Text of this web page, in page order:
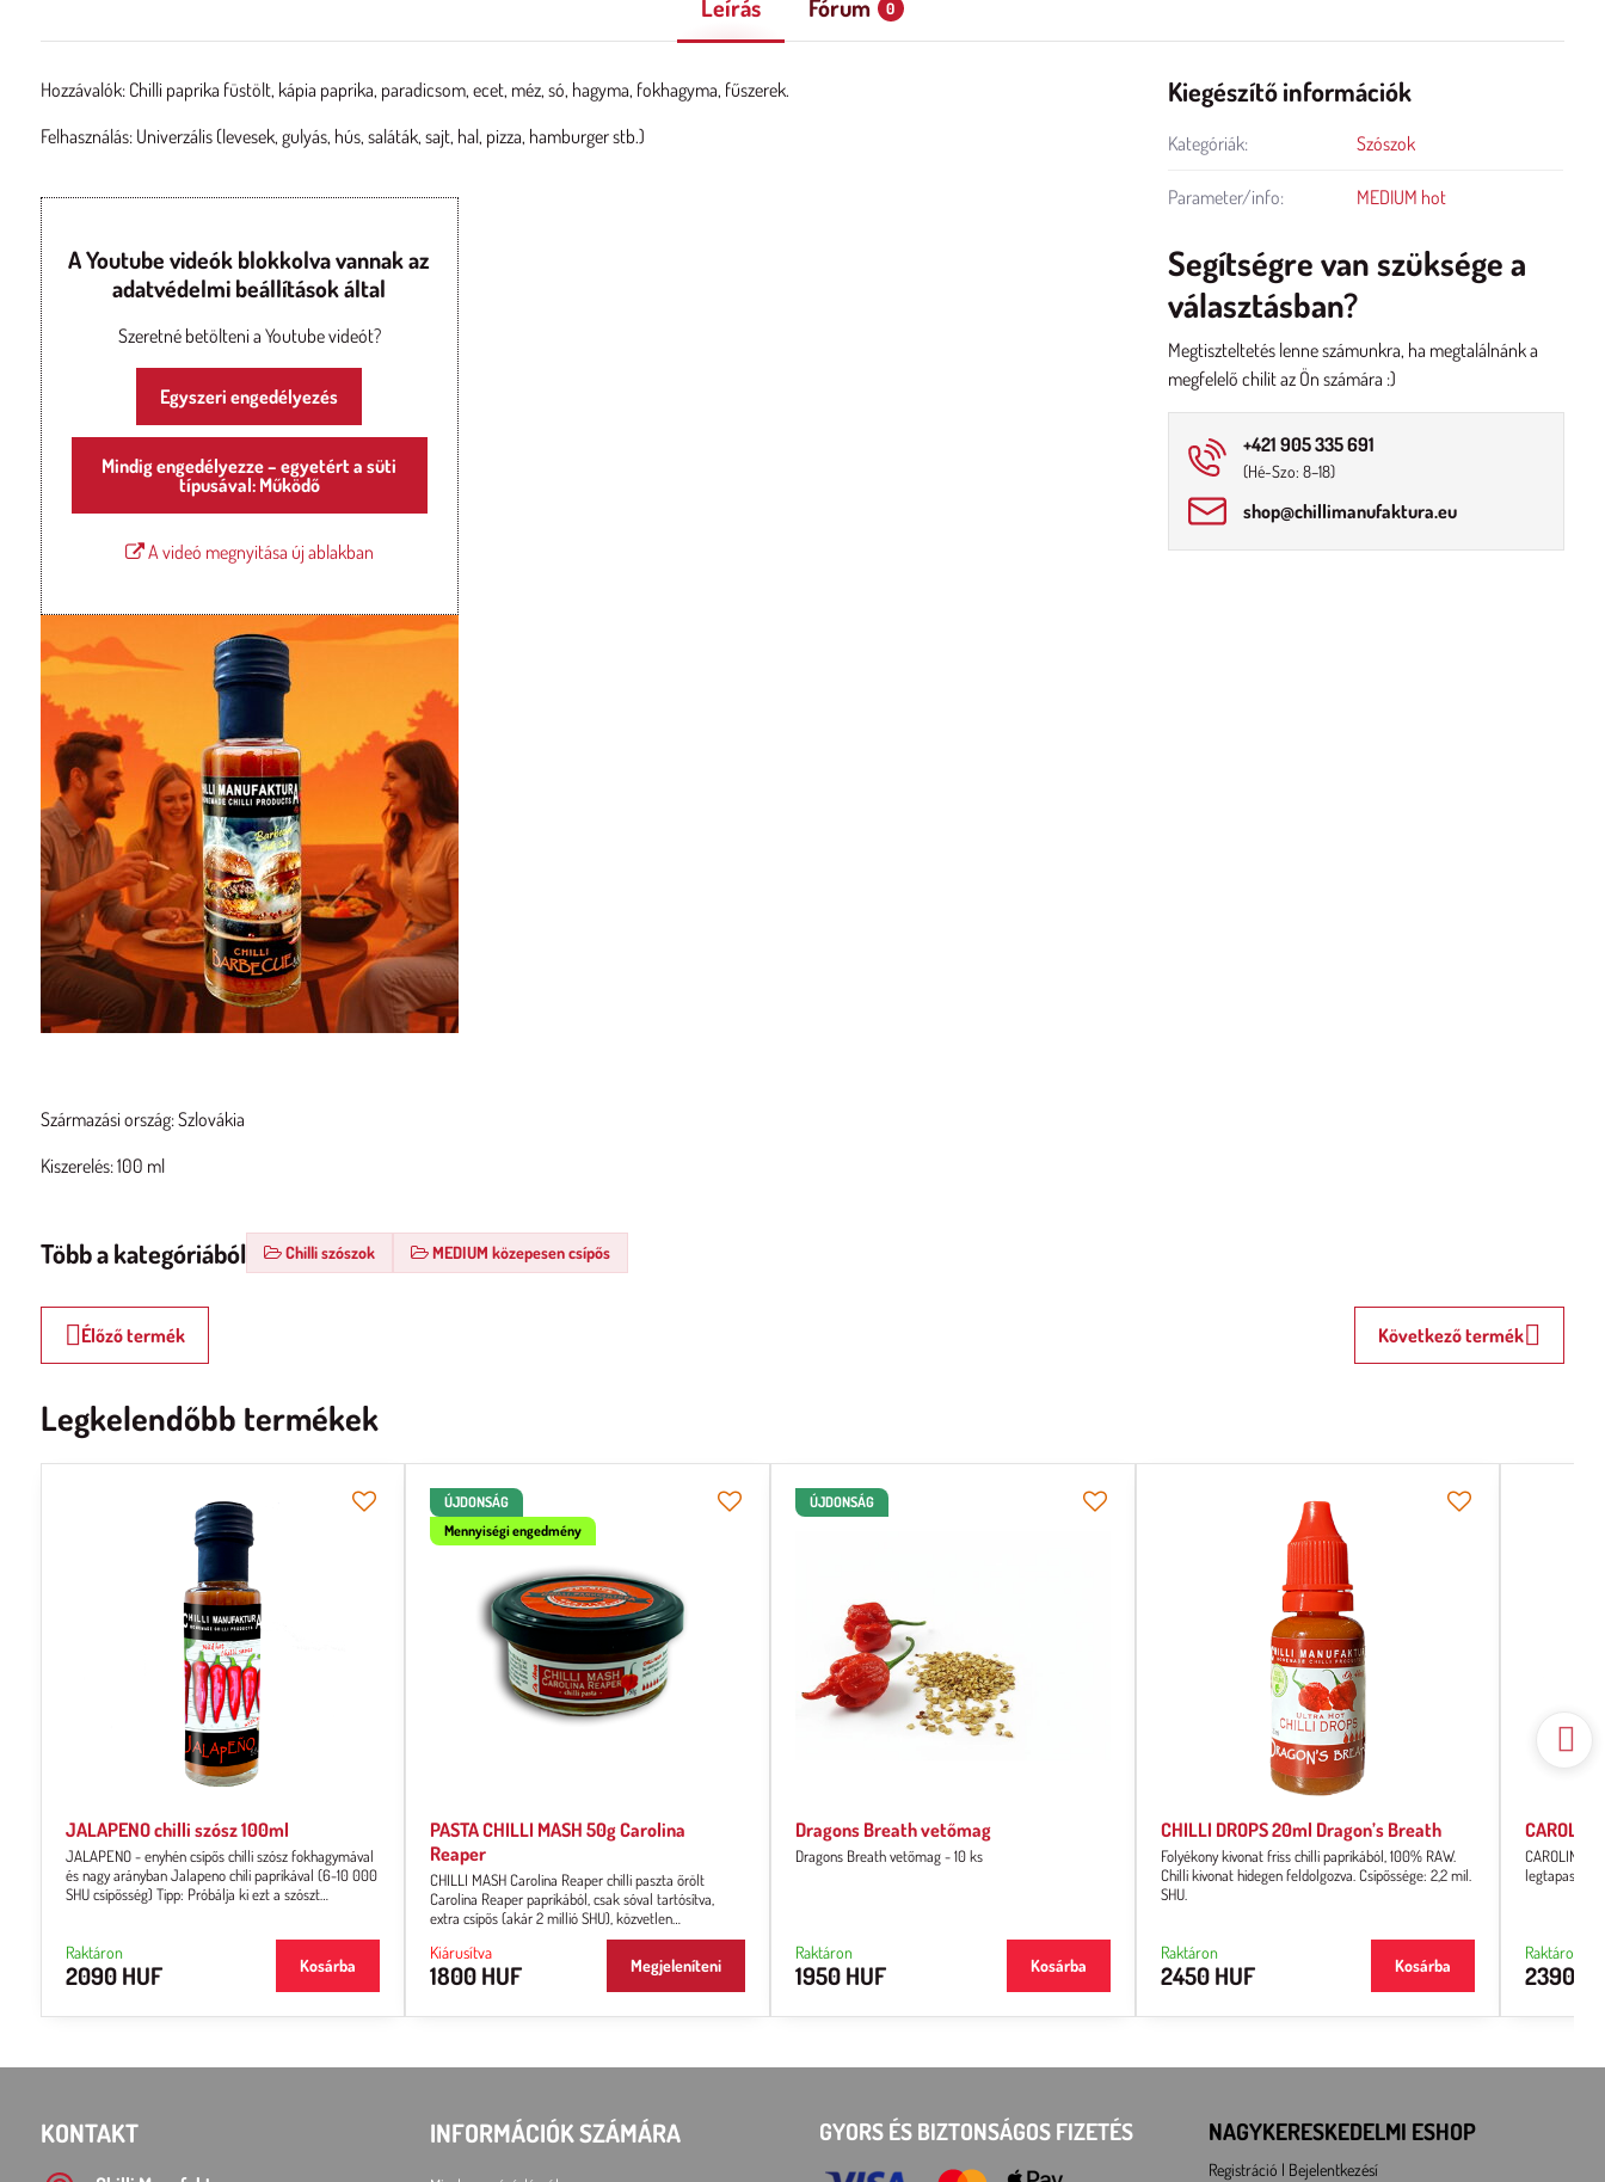
Leírás Fórum 0
Hozzávalók: Chilli paprika füstölt, kápia paprika, paradicsom, ecet, méz, só, hagyma, fokhagyma, fűszerek.
Felhasználás: Univerzális (levesek, gulyás, hús, saláták, sajt, hal, pizza, hamburger stb.)
A Youtube videók blokkolva vannak az
adatvédelmi beállítások által
Szeretné betölteni a Youtube videót?
Egyszeri engedélyezés
Mindig engedélyezze – egyetért a süti
típusával: Működő
A videó megnyitása új ablakban
Származási ország: Szlovákia
Kiszerelés: 100 ml
Több a kategóriából Chilli szószok MEDIUM közepesen csípős
Kiegészítő információk
Kategóriák: Szószok
Parameter/info: MEDIUM hot
Segítségre van szüksége a
választásban?
Megtiszteltetés lenne számunkra, ha megtalálnánk a
megfelelő chilit az Ön számára :)
+421 905 335 691
(Hé-Szo: 8–18)
shop​@chillimanufaktura​.eu
Élőző termék Következő termék
Legkelendőbb termékek
JALAPENO chilli szósz 100ml
JALAPENO - enyhén csípős chilli szósz fokhagymával
és nagy arányban Jalapeno chili paprikával (6-10 000
SHU csípősség) Tipp: Próbálja ki ezt a szószt
Raktáron
2090 HUF Kosárba
ÚJDONSÁG
Mennyiségi engedmény
PASTA CHILLI MASH 50g Carolina
Reaper
CHILLI MASH Carolina Reaper chilli paszta őrölt
Carolina Reaper paprikából, csak sóval tartósítva,
extra csípős (akár 2 millió SHU), közvetlen
fogyasztásra. Az állaga sűrű, pépes.
Kiárusítva
1800 HUF Megjeleníteni
ÚJDONSÁG
Dragons Breath vetőmag
Dragons Breath vetőmag - 10 ks
Raktáron
1950 HUF Kosárba
CHILLI DROPS 20ml Dragon’s Breath
Folyékony kivonat friss chilli paprikából, 100% RAW.
Chilli kivonat hidegen feldolgozva. Csípőssége: 2,2 mil.
SHU.
Raktáron
2450 HUF Kosárba
CAROLINA
Raktáron
2390
KONTAKT INFORMÁCIÓK SZÁMÁRA GYORS ÉS BIZTONSÁGOS FIZETÉS NAGYKERESKEDELMI ESHOP
Registráció l Bejelentkezésí